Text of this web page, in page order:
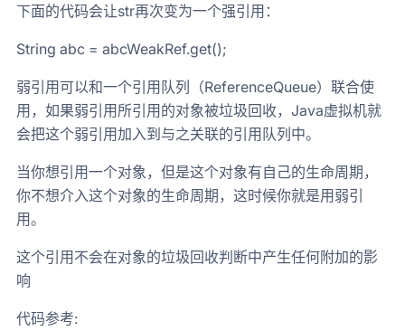
下面的代码会让str再次变为一个强引用：
String abc = abcWeakRef.get();
弱引用可以和一个引用队列（ReferenceQueue）联合使
用，如果弱引用所引用的对象被垃圾回收，Java虚拟机就
会把这个弱引用加入到与之关联的引用队列中。
当你想引用一个对象，但是这个对象有自己的生命周期，
你不想介入这个对象的生命周期，这时候你就是用弱引
用。
这个引用不会在对象的垃圾回收判断中产生任何附加的影
响
代码参考: